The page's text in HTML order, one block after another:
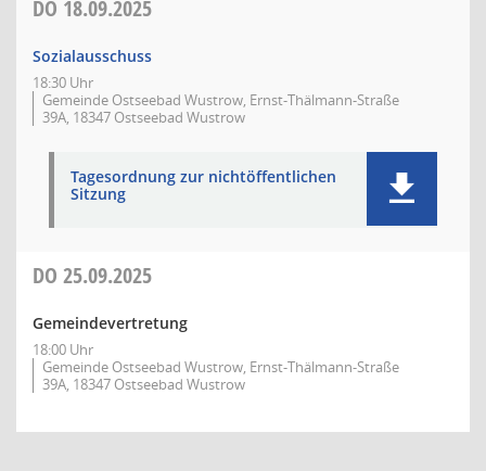
DO 18.09.2025
Sozialausschuss
18:30 Uhr
Gemeinde Ostseebad Wustrow, Ernst-Thälmann-Straße
39A, 18347 Ostseebad Wustrow
Tagesordnung zur nichtöffentlichen
Sitzung
DO 25.09.2025
Gemeindevertretung
18:00 Uhr
Gemeinde Ostseebad Wustrow, Ernst-Thälmann-Straße
39A, 18347 Ostseebad Wustrow